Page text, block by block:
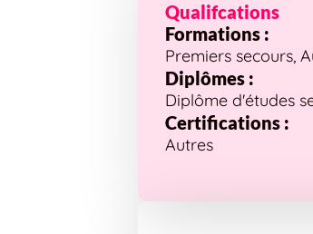
Qualifcations
Formations :
Premiers secours,
Diplômes :
Diplôme d'études
Certifications :
Autres